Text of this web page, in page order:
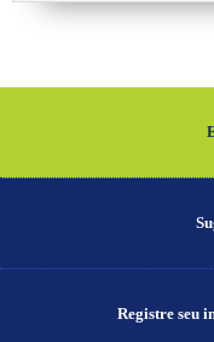
Registre seu